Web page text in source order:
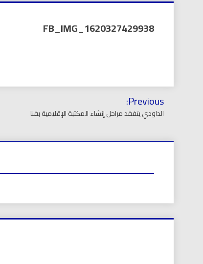
FB_IMG_1620327429938
تصفّح
المقالات
Previous:
الداودي يتفقد مراحل إنشاء المكتبة الإقليمية بقنا